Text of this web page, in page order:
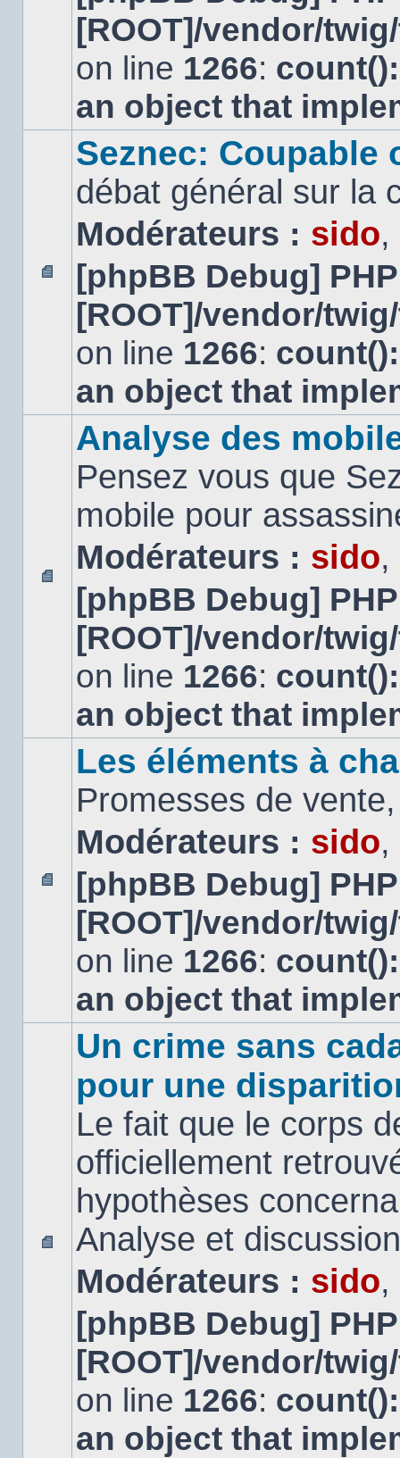
message
non
[ROOT]/vendor/
on line 1266:
an object that
Aucun
message
non
Seznec: Coupable
débat général sur la
Modérateurs : sido,
[phpBB Debug]
[ROOT]/vendor/
on line 1266:
an object that
Aucun
message
non
Analyse des
Pensez vous que
mobile pour
Modérateurs : sido,
[phpBB Debug]
[ROOT]/vendor/
on line 1266:
an object that
Aucun
message
non
Les éléments à
Promesses de
Modérateurs : sido,
[phpBB Debug]
[ROOT]/vendor/
on line 1266:
an object that
message
non
lu
Un crime sans
pour une
Le fait que le corps
officiellement
hypothèses
Analyse et
Modérateurs : sido,
[phpBB Debug]
[ROOT]/vendor/
on line 1266:
an object that